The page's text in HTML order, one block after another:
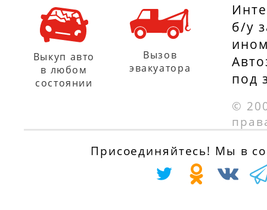
б/у
под
©
Выкуп авто
в любом
состоянии
Вызов
эвакуатора
Присоединяйтесь! Мы в